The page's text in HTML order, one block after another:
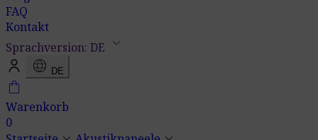
FAQ
Kontakt
Sprachversion: DE keyboard_arrow_down
language DE
shopping_bag
Warenkorb
0